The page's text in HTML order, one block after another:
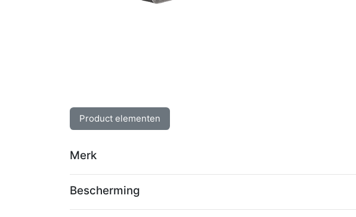
Product elementen
Merk
Bescherming